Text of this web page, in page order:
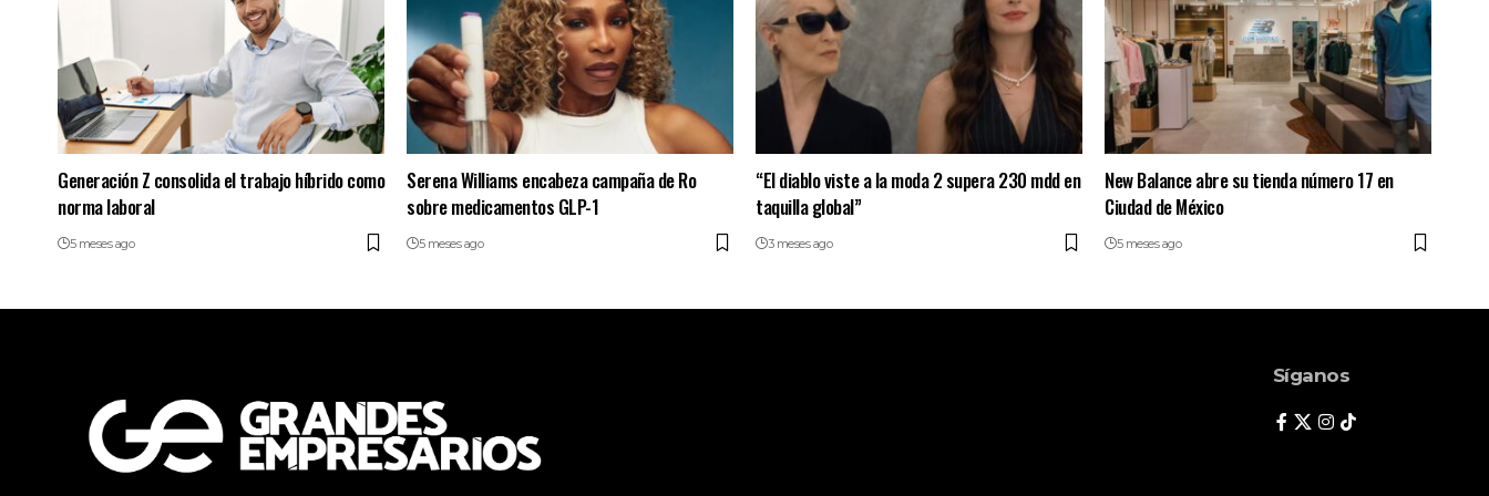
Generación Z consolida el trabajo híbrido como
norma laboral
5 meses ago
Serena Williams encabeza campaña de Ro
sobre medicamentos GLP-1
5 meses ago
“El diablo viste a la moda 2 supera 230 mdd en
taquilla global”
3 meses ago
New Balance abre su tienda número 17 en
Ciudad de México
5 meses ago
Síganos